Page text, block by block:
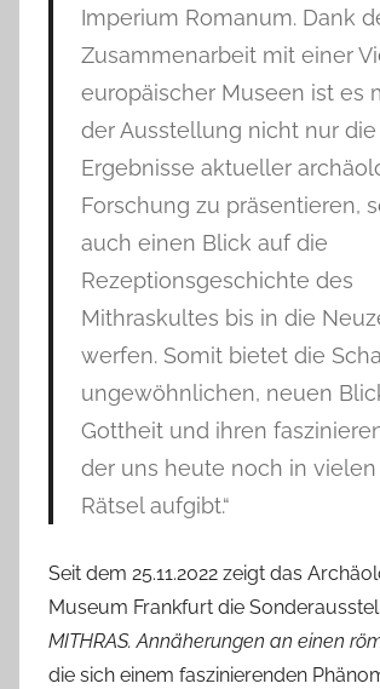
Imperium Romanum. Dank
Zusammenarbeit mit einer
europäischer Museen ist es
der Ausstellung nicht nur die
Ergebnisse aktueller
Forschung zu präsentieren,
auch einen Blick auf die
Rezeptionsgeschichte des
Mithraskultes bis in die
werfen. Somit bietet die
ungewöhnlichen, neuen
Gottheit und ihren
der uns heute noch in
Rätsel aufgibt.“
Seit dem 25.11.2022 zeigt das
Museum Frankfurt die
MITHRAS. Annäherungen an einen
die sich einem faszinierenden